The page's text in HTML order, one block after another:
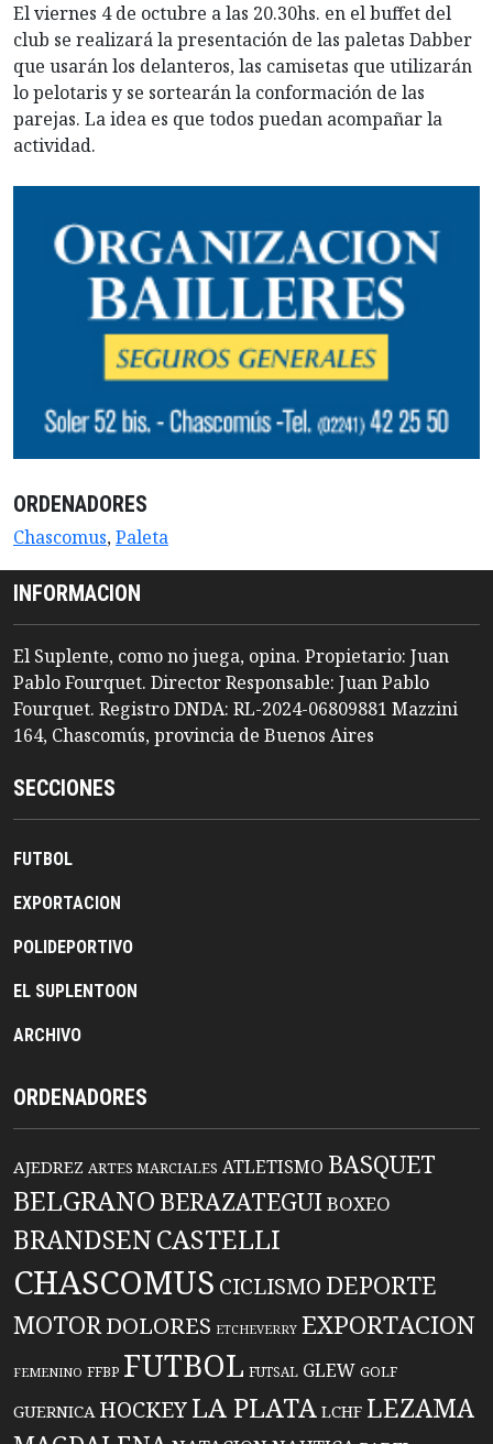
El viernes 4 de octubre a las 20.30hs. en el buffet del
club se realizará la presentación de las paletas Dabber
que usarán los delanteros, las camisetas que utilizarán
lo pelotaris y se sortearán la conformación de las
parejas. La idea es que todos puedan acompañar la
actividad.
ORDENADORES
Chascomus,Paleta
INFORMACION
El Suplente, como no juega, opina. Propietario: Juan
Pablo Fourquet. Director Responsable: Juan Pablo
Fourquet. Registro DNDA: RL-2024-06809881 Mazzini
164, Chascomús, provincia de Buenos Aires
SECCIONES
FUTBOL
EXPORTACION
POLIDEPORTIVO
EL SUPLENTOON
ARCHIVO
ORDENADORES
AJEDREZ ARTES MARCIALES ATLETISMO BASQUET
BELGRANO BERAZATEGUIBOXEO
BRANDSENCASTELLI
CHASCOMUS CICLISMO DEPORTE
MOTORDOLORES ETCHEVERRY EXPORTACION
FEMENINO FFBP FUTBOL FUTSAL GLEW GOLF
GUERNICA HOCKEYLA PLATA LCHF LEZAMA